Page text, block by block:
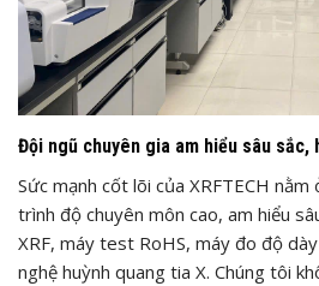
Đội ngũ chuyên gia am hiểu sâu
Sức mạnh cốt lõi của XRFTECH
trình độ chuyên môn cao, am hiểu
XRF, máy test RoHS, máy đo độ
nghệ huỳnh quang tia X. Chúng tôi